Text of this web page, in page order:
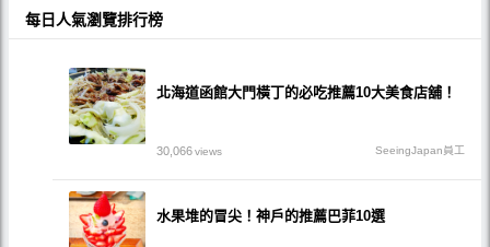
每日人氣瀏覽排行榜
北海道函館大門橫丁的必吃推薦10大美食店舖！
30,066views SeeingJapan員工
水果堆的冒尖！神戶的推薦巴菲10選